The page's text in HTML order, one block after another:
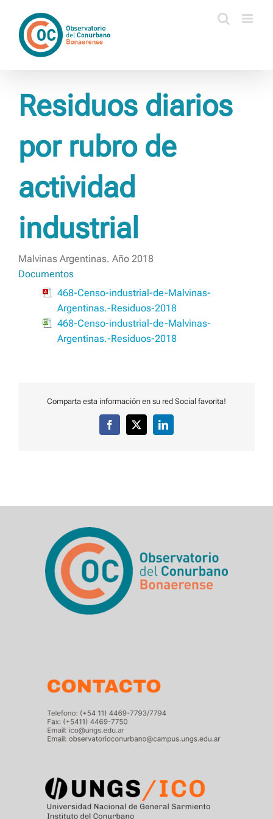
contenido
Residuos diarios
por rubro de
actividad
industrial
Malvinas Argentinas. Año 2018
Documentos
468-Censo-industrial-de-Malvinas-
Argentinas.-Residuos-2018
468-Censo-industrial-de-Malvinas-
Argentinas.-Residuos-2018
Comparta esta información en su red Social favorita!
Facebook
X LinkedIn